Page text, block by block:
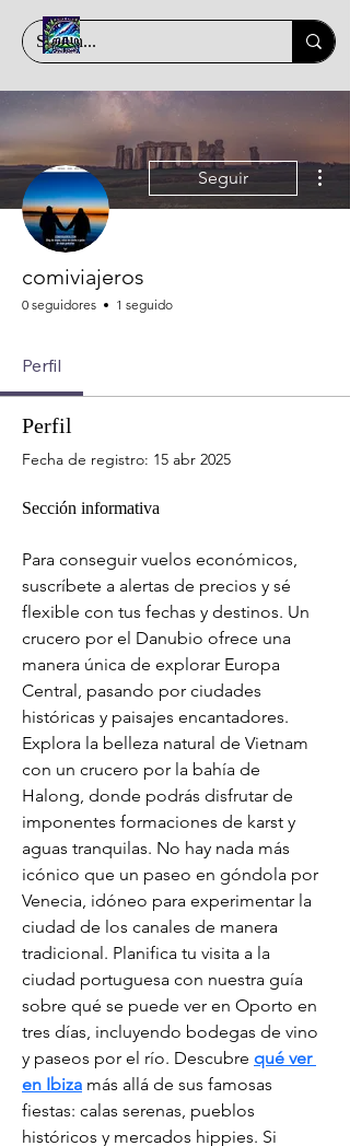
Seguir
comiviajeros
0 seguidores 1 seguido
Perfil
Perfil
Fecha de registro: 15 abr 2025
Sección informativa
Para conseguir vuelos económicos,
suscríbete a alertas de precios y sé
flexible con tus fechas y destinos. Un
crucero por el Danubio ofrece una
manera única de explorar Europa
Central, pasando por ciudades
históricas y paisajes encantadores.
Explora la belleza natural de Vietnam
con un crucero por la bahía de
Halong, donde podrás disfrutar de
imponentes formaciones de karst y
aguas tranquilas. No hay nada más
icónico que un paseo en góndola por
Venecia, idóneo para experimentar la
ciudad de los canales de manera
tradicional. Planifica tu visita a la
ciudad portuguesa con nuestra guía
sobre qué se puede ver en Oporto en
tres días, incluyendo bodegas de vino
y paseos por el río. Descubre qué ver
en Ibiza más allá de sus famosas
fiestas: calas serenas, pueblos
históricos y mercados hippies. Si